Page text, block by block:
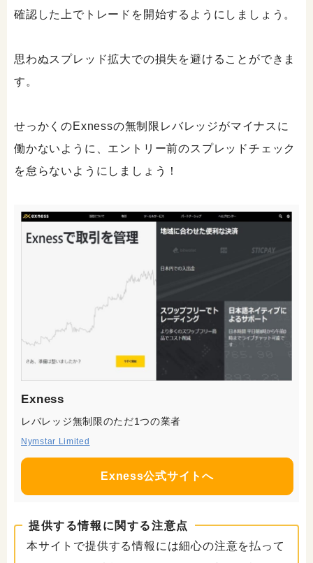
確認した上でトレードを開始するようにしましょう。
思わぬスプレッド拡大での損失を避けることができま
す。
せっかくのExnessの無制限レバレッジがマイナスに
働かないように、エントリー前のスプレッドチェック
を怠らないようにしましょう！
Exness
レバレッジ無制限のただ1つの業者
Nymstar Limited
Exness公式サイトへ
提供する情報に関する注意点
本サイトで提供する情報には細心の注意を払って